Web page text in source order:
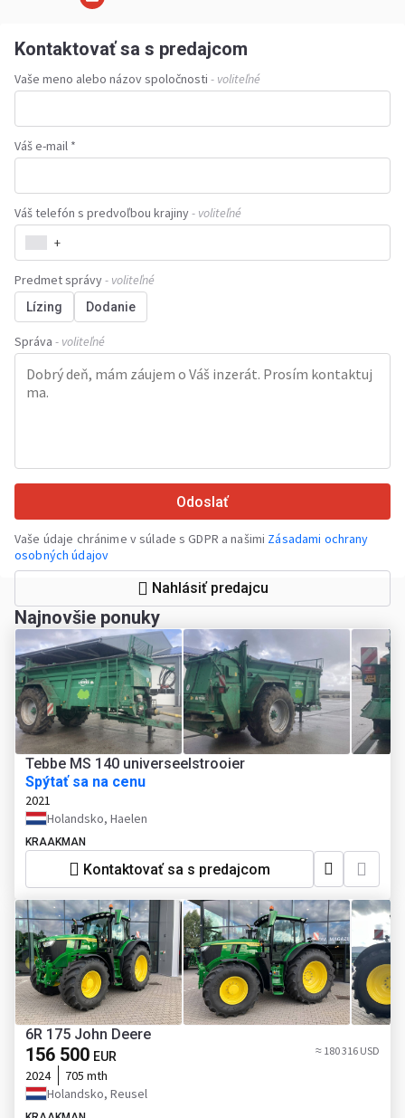
Kontaktovať sa s predajcom
Vaše meno alebo názov spoločnosti - voliteľné
Váš e-mail *
Váš telefón s predvoľbou krajiny- voliteľné
+
Predmet správy- voliteľné
Lízing Dodanie
Správa - voliteľné
Odoslať
Vaše údaje chránime v súlade s GDPR a našimi Zásadami ochrany
osobných údajov
Nahlásiť predajcu
Najnovšie ponuky
Tebbe MS 140 universeelstrooier
Spýtať sa na cenu
2021
Holandsko, Haelen
KRAAKMAN
Kontaktovať sa s predajcom
6R 175 John Deere
156 500 EUR ≈ 180 316 USD
2024
705 mth
Holandsko, Reusel